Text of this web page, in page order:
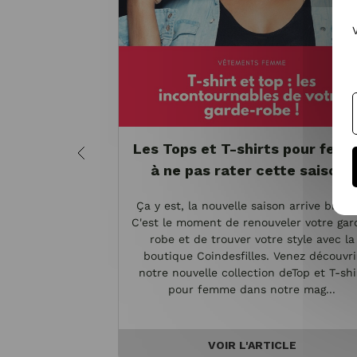
Les Tops et T-shirts pour
à ne pas rater cette saison !
Ça y est, la nouvelle saison arrive
C'est le moment de renouveler votre
robe et de trouver votre style avec la
boutique Coindesfilles. Venez
notre nouvelle collection deTop et T-
pour femme dans notre mag...
VOIR L'ARTICLE